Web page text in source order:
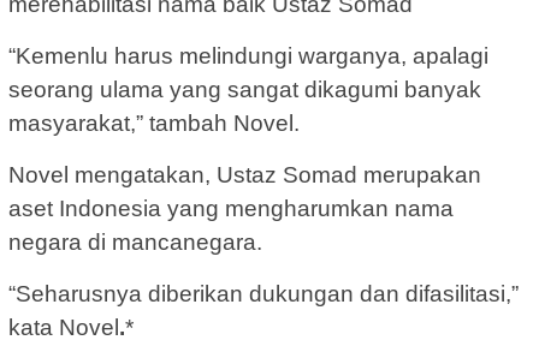
“Kemenlu harus melindungi warganya, apalagi
seorang ulama yang sangat dikagumi banyak
masyarakat,” tambah Novel.
Novel mengatakan, Ustaz Somad merupakan
aset Indonesia yang mengharumkan nama
negara di mancanegara.
“Seharusnya diberikan dukungan dan difasilitasi,”
kata Novel.*